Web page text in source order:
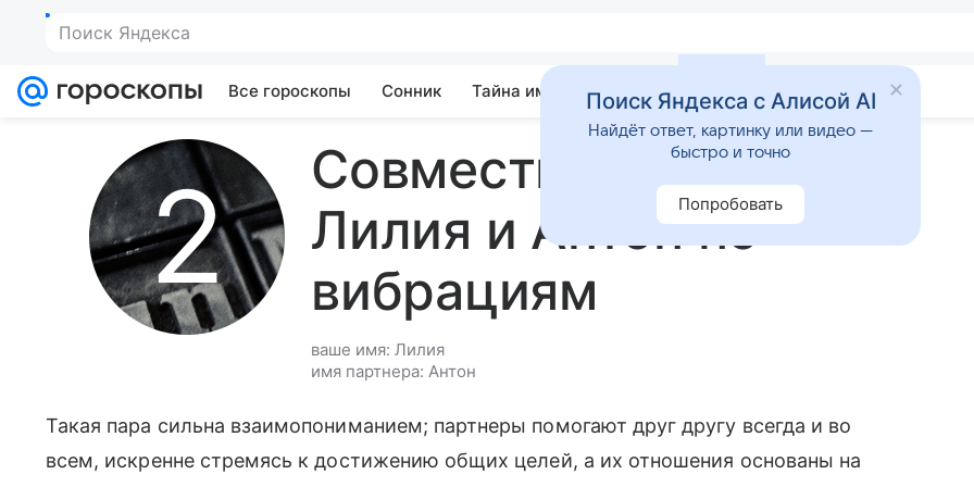
Все гороскопы Сонник Тайна имени Гадания Приметы
Совместимость имен
Лилия и Антон по
вибрациям
ваше имя: Лилия
имя партнера: Антон
Такая пара сильна взаимопониманием; партнеры помогают друг другу всегда и во
всем, искренне стремясь к достижению общих целей, а их отношения основаны на
Поиск Яндекса с Алисой AI
Найдёт ответ, картинку или видео —
быстро и точно
Попробовать